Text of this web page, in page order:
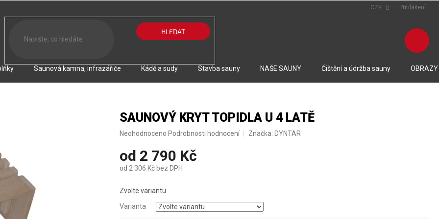
CZK Přihlášení
HLEDAT
Saunová kamna, infrazářiče Kádě a sudy Stavba sauny NAŠE SAUNY Čištění a údržba sauny OBRAZY
SAUNOVÝ KRYT TOPIDLA U 4 LATĚ
Průměrné
produktu
je
0,0
5
Neohodnoceno Podrobnosti hodnocení Značka: DYNTAR
od 2 790 Kč
od 2 306 Kč bez DPH
cena:
Zvolte variantu
Varianta